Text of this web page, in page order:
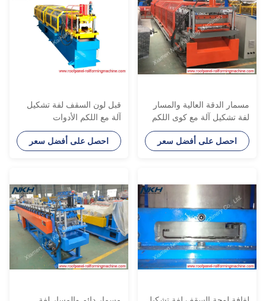
الدقة العالية والمسار
تشكيل آلة مع كوى اللكم
احصل على أفضل سعر
قبل لون السقف لفة تشكيل
آلة مع اللكم الأدوات
احصل على أفضل سعر